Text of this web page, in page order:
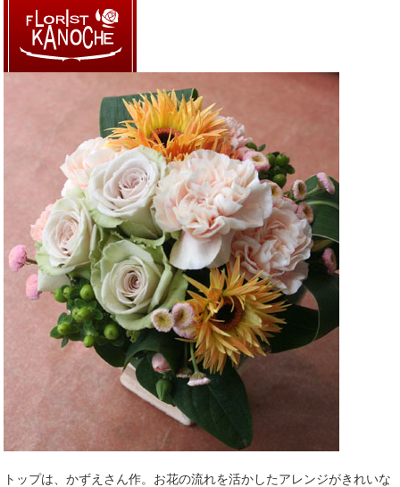
トップは、かずえさん作。お花の流れを活かしたアレンジがきれいな